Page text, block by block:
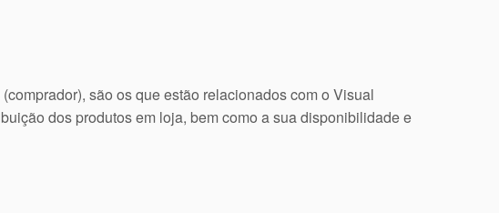
são os que estão relacionados com o Visual
dos produtos em loja, bem como a sua disponibilidade e